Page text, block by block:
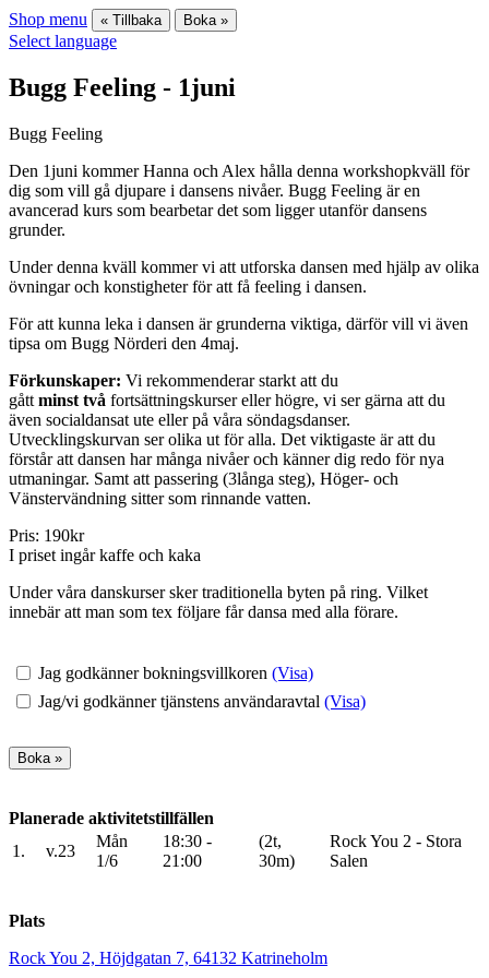
Shop menu « Tillbaka Boka »
Select language
Bugg Feeling - 1juni
Bugg Feeling
Den 1juni kommer Hanna och Alex hålla denna workshopkväll för
dig som vill gå djupare i dansens nivåer. Bugg Feeling är en
avancerad kurs som bearbetar det som ligger utanför dansens
grunder.
Under denna kväll kommer vi att utforska dansen med hjälp av olika
övningar och konstigheter för att få feeling i dansen.
För att kunna leka i dansen är grunderna viktiga, därför vill vi även
tipsa om Bugg Nörderi den 4maj.
Förkunskaper: Vi rekommenderar starkt att du
gått minst två fortsättningskurser eller högre, vi ser gärna att du
även socialdansat ute eller på våra söndagsdanser.
Utvecklingskurvan ser olika ut för alla. Det viktigaste är att du
förstår att dansen har många nivåer och känner dig redo för nya
utmaningar. Samt att passering (3långa steg), Höger- och
Vänstervändning sitter som rinnande vatten.
Pris: 190kr
I priset ingår kaffe och kaka
Under våra danskurser sker traditionella byten på ring. Vilket
innebär att man som tex följare får dansa med alla förare.
Jag godkänner bokningsvillkoren (Visa)
Jag/vi godkänner tjänstens användaravtal (Visa)
Planerade aktivitetstillfällen
1.
v.23
Mån
1/6
18:30 -
21:00
(2t,
30m)
Rock You 2 - Stora
Salen
Plats
Rock You 2, Höjdgatan 7, 64132 Katrineholm